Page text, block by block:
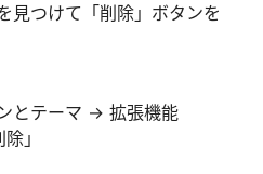
見つけて「削除」ボタンを
とテーマ → 拡張機能
」